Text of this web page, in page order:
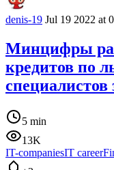
denis-19 Jul 19 2022 at
Минцифры
кредитов по
специалистов
5 min
13K
IT-companiesIT career